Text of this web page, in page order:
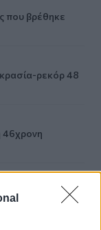
που βρέθηκε
ρεκόρ 48
μεγάλες